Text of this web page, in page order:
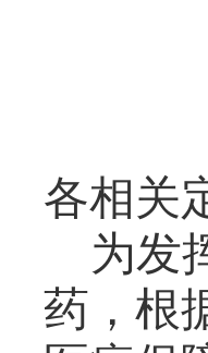
各相关
为发
药，根